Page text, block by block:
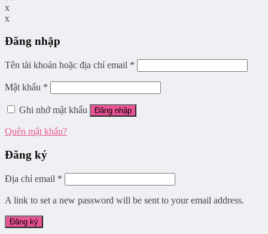
x
x
Đăng nhập
Tên tài khoản hoặc địa chỉ email *
Mật khẩu *
Ghi nhớ mật khẩu Đăng nhập
Quên mật khẩu?
Đăng ký
Địa chỉ email *
A link to set a new password will be sent to your email address.
Đăng ký